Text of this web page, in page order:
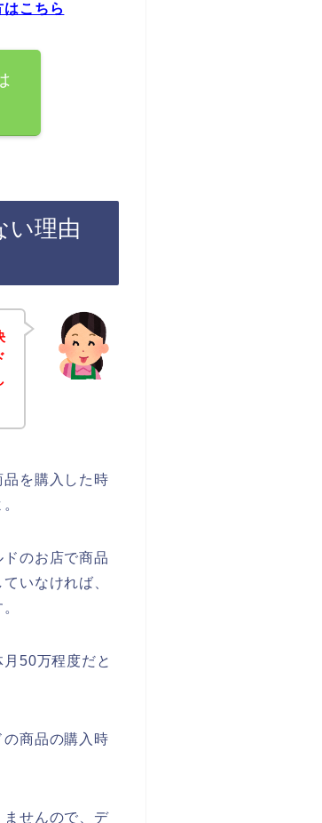
こちら
い理由
を購入した時
のお店で商品
いなければ、
50万程度だと
商品の購入時
ませんので、デ